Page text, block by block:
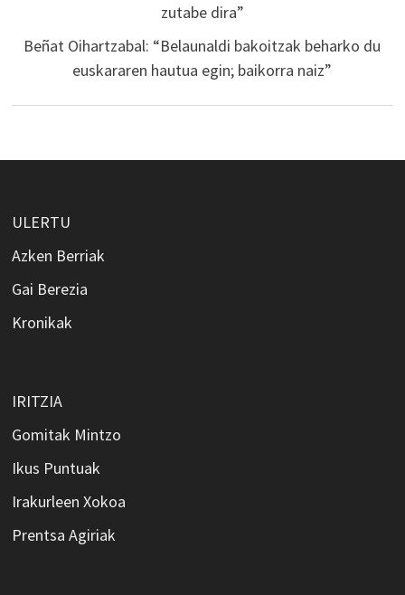
zutabe dira”
Beñat Oihartzabal: “Belaunaldi bakoitzak beharko du
euskararen hautua egin; baikorra naiz”
ULERTU
Azken Berriak
Gai Berezia
Kronikak
IRITZIA
Gomitak Mintzo
Ikus Puntuak
Irakurleen Xokoa
Prentsa Agiriak